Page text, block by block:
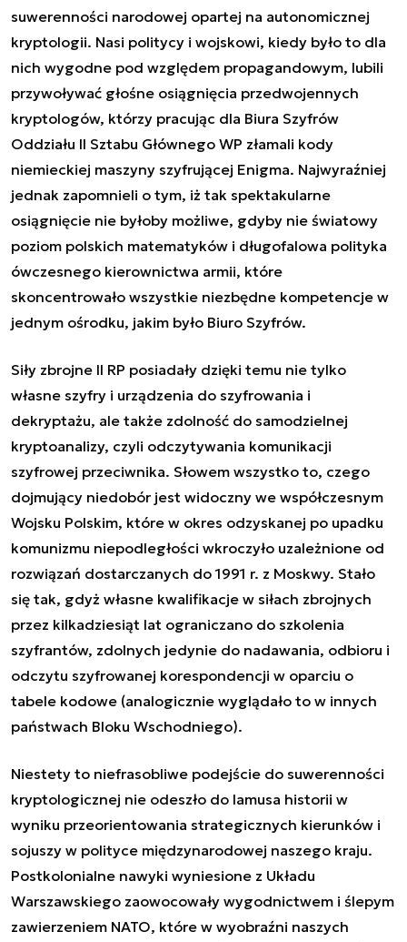
suwerenności narodowej opartej na autonomicznej
kryptologii. Nasi politycy i wojskowi, kiedy było to dla
nich wygodne pod względem propagandowym, lubili
przywoływać głośne osiągnięcia przedwojennych
kryptologów, którzy pracując dla Biura Szyfrów
Oddziału II Sztabu Głównego WP złamali kody
niemieckiej maszyny szyfrującej Enigma. Najwyraźniej
jednak zapomnieli o tym, iż tak spektakularne
osiągnięcie nie byłoby możliwe, gdyby nie światowy
poziom polskich matematyków i długofalowa polityka
ówczesnego kierownictwa armii, które
skoncentrowało wszystkie niezbędne kompetencje w
jednym ośrodku, jakim było Biuro Szyfrów.
Siły zbrojne II RP posiadały dzięki temu nie tylko
własne szyfry i urządzenia do szyfrowania i
dekryptażu, ale także zdolność do samodzielnej
kryptoanalizy, czyli odczytywania komunikacji
szyfrowej przeciwnika. Słowem wszystko to, czego
dojmujący niedobór jest widoczny we współczesnym
Wojsku Polskim, które w okres odzyskanej po upadku
komunizmu niepodległości wkroczyło uzależnione od
rozwiązań dostarczanych do 1991 r. z Moskwy. Stało
się tak, gdyż własne kwalifikacje w siłach zbrojnych
przez kilkadziesiąt lat ograniczano do szkolenia
szyfrantów, zdolnych jedynie do nadawania, odbioru i
odczytu szyfrowanej korespondencji w oparciu o
tabele kodowe (analogicznie wyglądało to w innych
państwach Bloku Wschodniego).
Niestety to niefrasobliwe podejście do suwerenności
kryptologicznej nie odeszło do lamusa historii w
wyniku przeorientowania strategicznych kierunków i
sojuszy w polityce międzynarodowej naszego kraju.
Postkolonialne nawyki wyniesione z Układu
Warszawskiego zaowocowały wygodnictwem i ślepym
zawierzeniem NATO, które w wyobraźni naszych